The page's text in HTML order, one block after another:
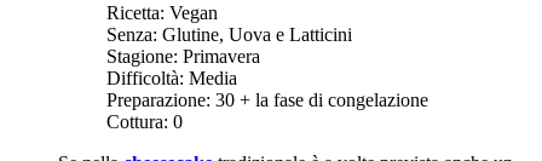
Ricetta: Vegan
Senza: Glutine, Uova e Latticini
Stagione: Primavera
Difficoltà: Media
Preparazione: 30 + la fase di congelazione
Cottura: 0